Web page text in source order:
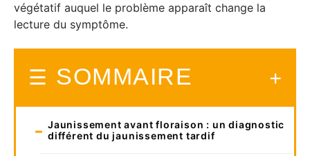
végétatif auquel le problème apparaît change la
lecture du symptôme.
SOMMAIRE
Jaunissement avant floraison : un diagnostic
différent du jaunissement tardif